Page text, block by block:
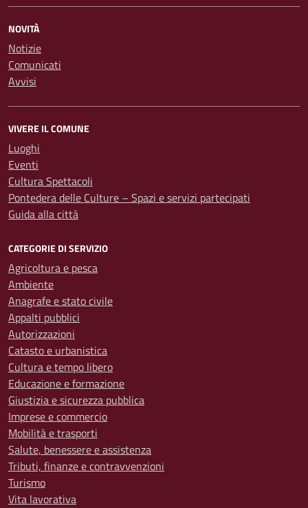
NOVITÀ
Notizie
Comunicati
Avvisi
VIVERE IL COMUNE
Luoghi
Eventi
Cultura Spettacoli
Pontedera delle Culture – Spazi e servizi partecipati
Guida alla città
CATEGORIE DI SERVIZIO
Agricoltura e pesca
Ambiente
Anagrafe e stato civile
Appalti pubblici
Autorizzazioni
Catasto e urbanistica
Cultura e tempo libero
Educazione e formazione
Giustizia e sicurezza pubblica
Imprese e commercio
Mobilità e trasporti
Salute, benessere e assistenza
Tributi, finanze e contravvenzioni
Turismo
Vita lavorativa